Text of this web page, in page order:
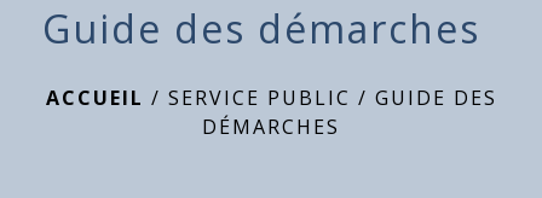
Guide des démarches
ACCUEIL / SERVICE PUBLIC / GUIDE DES
DÉMARCHES